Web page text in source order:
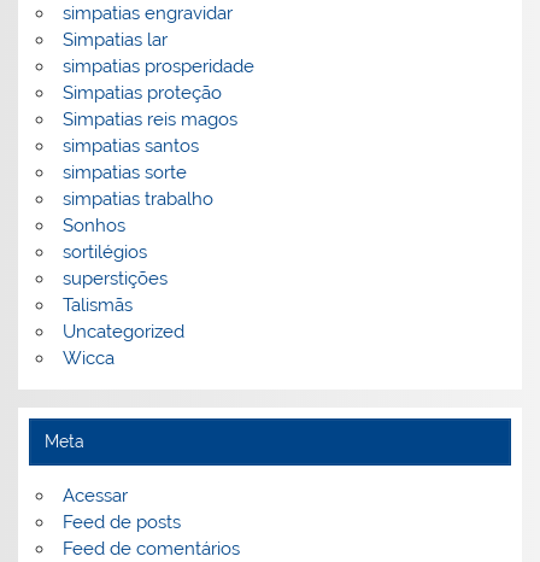
simpatias engravidar
Simpatias lar
simpatias prosperidade
Simpatias proteção
Simpatias reis magos
simpatias santos
simpatias sorte
simpatias trabalho
Sonhos
sortilégios
superstições
Talismãs
Uncategorized
Wicca
Meta
Acessar
Feed de posts
Feed de comentários